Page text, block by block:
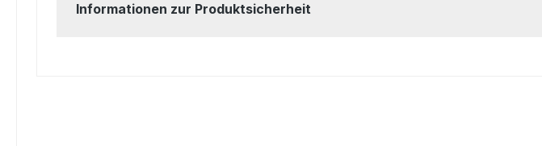
Informationen zur Produktsicherheit